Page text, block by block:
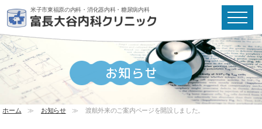
米子市東福原の内科・消化器内科・糖尿病内科
お知らせ
ホーム ≫ お知らせ ≫ 渡航外来のご案内ページを開設しました。